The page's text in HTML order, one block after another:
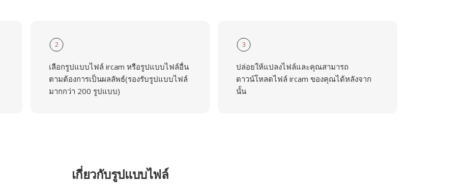
2
เลือกรูปแบบไฟล์ ircam หรือรูปแบบไฟล์อื่น
ตามต้องการเป็นผลลัพธ์(รองรับรูปแบบไฟล์
มากกว่า 200 รูปแบบ)
3
ปล่อยให้แปลงไฟล์และคุณสามารถ
ดาวน์โหลดไฟล์ ircam ของคุณได้หลังจาก
นั้น
เกี่ยวกับรูปแบบไฟล์